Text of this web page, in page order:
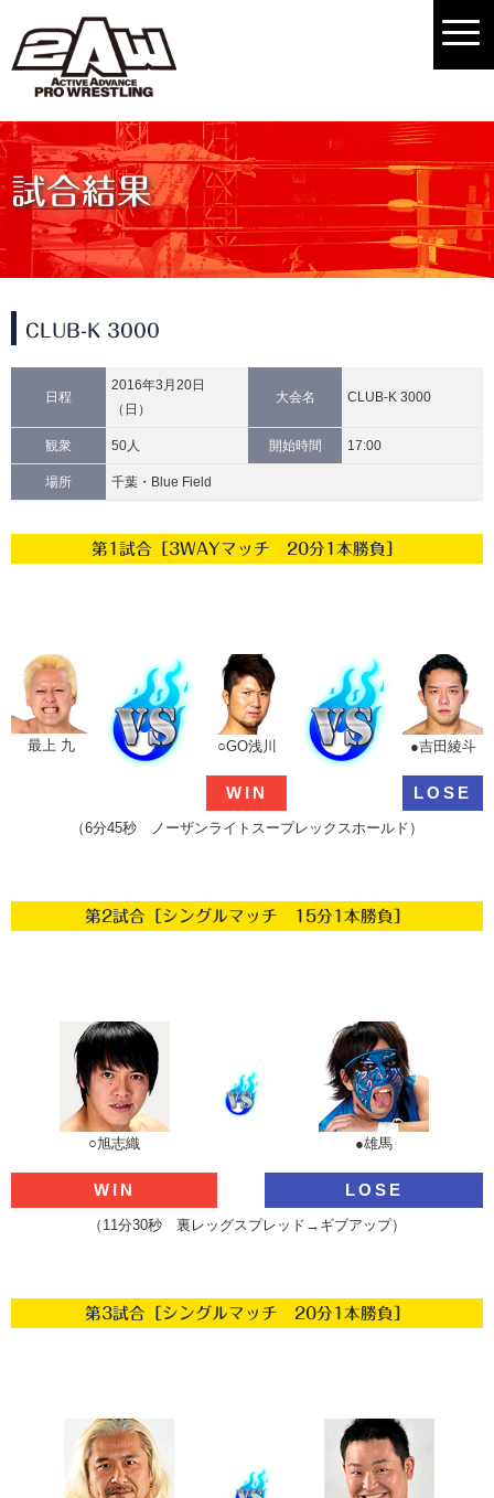
試合結果
CLUB-K 3000
日程
2016年3月20日
（日）
大会名 CLUB-K 3000
観衆 50人 開始時間 17:00
場所 千葉・Blue Field
第1試合［3WAYマッチ 20分1本勝負］
最上 九 ○GO浅川 ●吉田綾斗
WIN LOSE
（6分45秒 ノーザンライトスープレックスホールド）
第2試合［シングルマッチ 15分1本勝負］
○旭志織 ●雄馬
WIN LOSE
（11分30秒 裏レッグスプレッド→ギブアップ）
第3試合［シングルマッチ 20分1本勝負］